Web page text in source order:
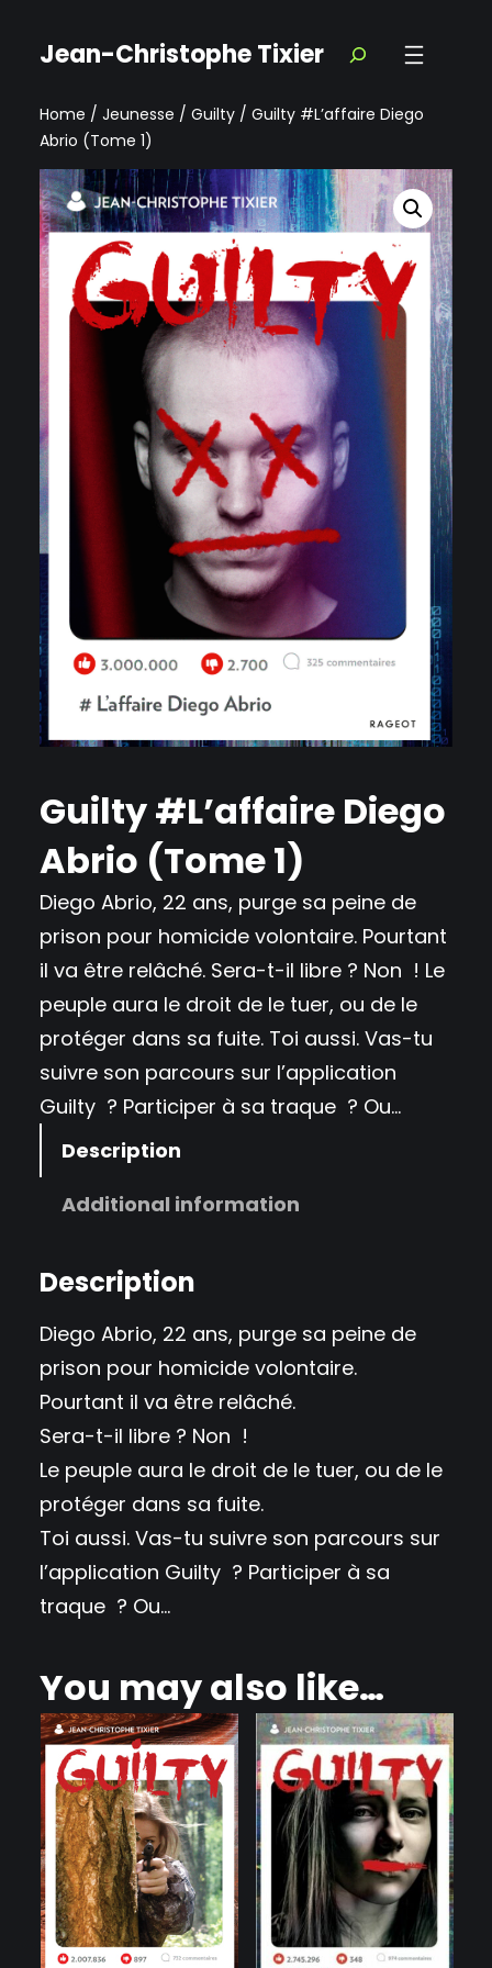
Jean-Christophe Tixier
Home / Jeunesse / Guilty / Guilty #L’affaire Diego
Abrio (Tome 1)
Guilty #L’affaire Diego
Abrio (Tome 1)
Diego Abrio, 22 ans, purge sa peine de
prison pour homicide volontaire. Pourtant
il va être relâché. Sera-t-il libre ? Non ! Le
peuple aura le droit de le tuer, ou de le
protéger dans sa fuite. Toi aussi. Vas-tu
suivre son parcours sur l’application
Guilty ? Participer à sa traque ? Ou…
Description
Additional information
Description
Diego Abrio, 22 ans, purge sa peine de
prison pour homicide volontaire.
Pourtant il va être relâché.
Sera-t-il libre ? Non !
Le peuple aura le droit de le tuer, ou de le
protéger dans sa fuite.
Toi aussi. Vas-tu suivre son parcours sur
l’application Guilty ? Participer à sa
traque ? Ou…
You may also like…